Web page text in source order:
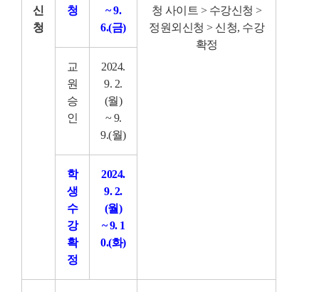
신
청
청
~9.
6.(금)
청 사이트 > 수강신청 >
정원외신청 > 신청, 수강
확정
교
원
승
인
2024.
9. 2.
(월)
~ 9.
9.(월)
학
생
수
강
확
정
2024.
9. 2.
(월)
~ 9. 1
0.(화)